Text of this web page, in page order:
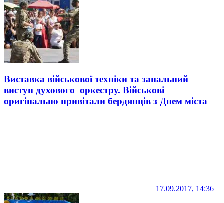
Виставка військової техніки та запальний
виступ духового оркестру. Військові
оригінально привітали бердянців з Днем міста
17.09.2017, 14:36